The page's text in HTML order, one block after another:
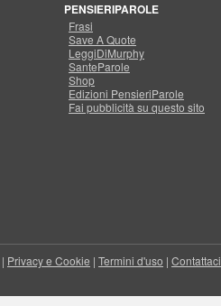
PENSIERIPAROLE
Frasi
Save A Quote
LeggiDiMurphy
SanteParole
Shop
Edizioni PensieriParole
Fai pubblicità su questo sito
| Privacy e Cookie | Termini d'uso | Contattaci